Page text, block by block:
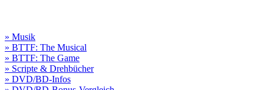
» Musik
» BTTF: The Musical
» BTTF: The Game
» Scripte & Drehbücher
» DVD/BD-Infos